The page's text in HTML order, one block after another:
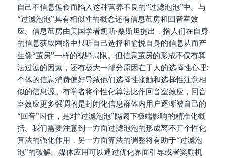
自己不信息偏食而陷入这种营养不良的“过滤泡泡”中。与
“过滤泡泡”具有相似性的概念还有信息茧房和回音室效
应。信息茧房由美国学者凯斯·桑斯坦提出，指人们在自身
的信息获取网络中只听自己选择和愉悦自身的信息从而产
生像“茧房”一样的视野局限。但信息茧房的形成不仅有算
法过滤的因素，还有极大一部分原因在于人的选择性心理:
个体的信息消费偏好导致他们选择性接触和选择性注意相
似的信息源。有学者将个性化算法比作回音室效应，回音
室效应更多强调的是封闭化信息群体内用户逐渐被自己的
“回音”困住，是对“过滤泡泡”隔阂下极端影响的精准化概
括。我们需要注意到一方面过滤泡泡的形成离不开个性化
算法的强化作用，另一方面算法的调整将有助于“过滤泡
泡”的破解。媒体应用可以通过优化界面引导或者奖励机